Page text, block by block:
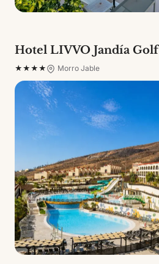
Hotel LIVVO Jandía Golf
★★★★ Morro Jable